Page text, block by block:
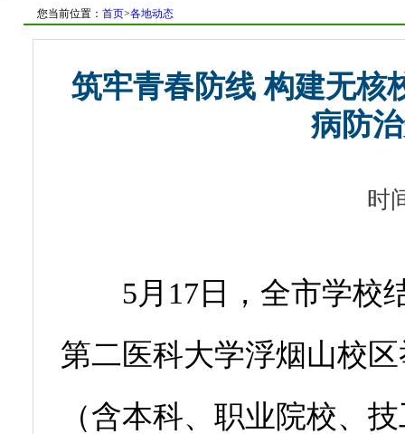
您当前位置： 首页>各地动态
筑牢青春防线 构建无核
病防
时
5月17日，全市学校
第二医科大学浮烟山校
（含本科、职业院校、